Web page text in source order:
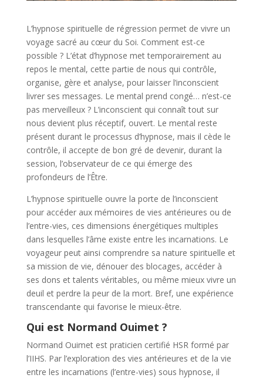
L’hypnose spirituelle de régression permet de vivre un
voyage sacré au cœur du Soi. Comment est-ce
possible ? L’état d’hypnose met temporairement au
repos le mental, cette partie de nous qui contrôle,
organise, gère et analyse, pour laisser l’inconscient
livrer ses messages. Le mental prend congé… n’est-ce
pas merveilleux ? L’inconscient qui connaît tout sur
nous devient plus réceptif, ouvert. Le mental reste
présent durant le processus d’hypnose, mais il cède le
contrôle, il accepte de bon gré de devenir, durant la
session, l’observateur de ce qui émerge des
profondeurs de l’Être.
L’hypnose spirituelle ouvre la porte de l’inconscient
pour accéder aux mémoires de vies antérieures ou de
l’entre-vies, ces dimensions énergétiques multiples
dans lesquelles l’âme existe entre les incarnations. Le
voyageur peut ainsi comprendre sa nature spirituelle et
sa mission de vie, dénouer des blocages, accéder à
ses dons et talents véritables, ou même mieux vivre un
deuil et perdre la peur de la mort. Bref, une expérience
transcendante qui favorise le mieux-être.
Qui est Normand Ouimet ?
Normand Ouimet est praticien certifié HSR formé par
l’IIHS. Par l’exploration des vies antérieures et de la vie
entre les incarnations (l’entre-vies) sous hypnose, il